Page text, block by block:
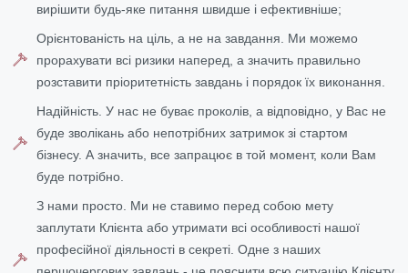
вирішити будь-яке питання швидше і ефективніше;
Орієнтованість на ціль, а не на завдання. Ми можемо
прорахувати всі ризики наперед, а значить правильно
розставити пріоритетність завдань і порядок їх виконання.
Надійність. У нас не буває проколів, а відповідно, у Вас не
буде зволікань або непотрібних затримок зі стартом
бізнесу. А значить, все запрацює в той момент, коли Вам
буде потрібно.
З нами просто. Ми не ставимо перед собою мету
заплутати Клієнта або утримати всі особливості нашої
професійної діяльності в секреті. Одне з наших